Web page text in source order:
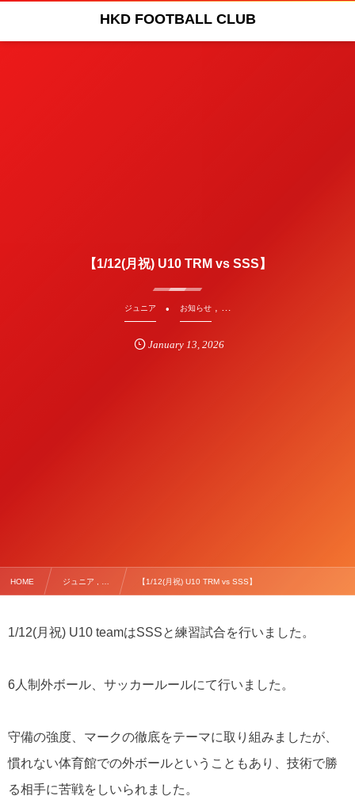
HKD FOOTBALL CLUB
【1/12(月祝) U10 TRM vs SSS】
ジュニア お知らせ, …
January 13, 2026
HOME ジュニア , … 【1/12(月祝) U10 TRM vs SSS】
1/12(月祝) U10 teamはSSSと練習試合を行いました。
6人制外ボール、サッカールールにて行いました。
守備の強度、マークの徹底をテーマに取り組みましたが、
慣れない体育館での外ボールということもあり、技術で勝
る相手に苦戦をしいられました。